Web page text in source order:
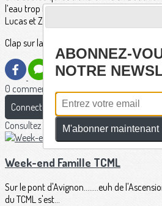
l’eau trop froide. Une 19ème pour
Lucas et Zoé. Full plaisir et expérience
Clap sur la Saison 2022, place à la saison
0 commentaire(s)
Connectez-vous pour laisser un
Consultez également
Week-end Famille TCML
Sur le pont d'Avignon........euh de
du TCML s'est...
ABONNEZ-
NOTRE
M'abonner maintenant